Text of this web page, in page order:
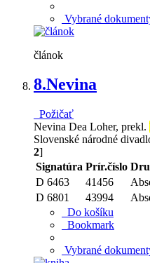
Vybrané
článok
8.Nevina
Požičať
Nevina Dea Loher, prekl.
Slovenské národné
2]
Signatúra Prír.číslo
D 6463
41456
D 6801
43994
Do košíku
Bookmark
Vybrané